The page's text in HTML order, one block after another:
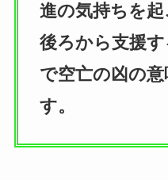
進の気持ちを
後ろから支援
で空亡の凶の
す。